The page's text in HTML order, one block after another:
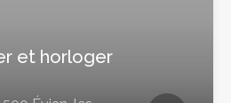
et horloger